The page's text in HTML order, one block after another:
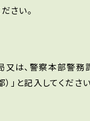
さい。
は、警察本部警務
と記入してください